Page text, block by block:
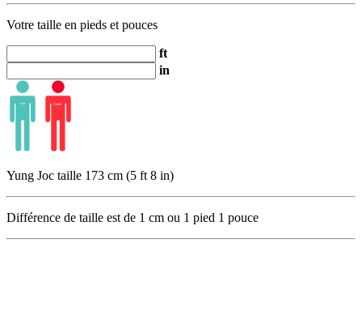
Votre taille en pieds et pouces
ft
in
Yung Joc taille 173 cm (5 ft 8 in)
Différence de taille est de 1 cm ou 1 pied 1 pouce